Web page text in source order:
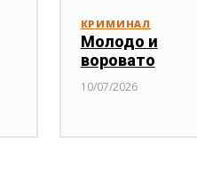
КРИМИНАЛ
Молодо и
воровато
10/07/2026